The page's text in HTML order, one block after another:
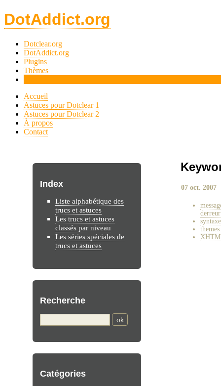
DotAddict.org
Dotclear.org
DotAddict.org
Plugins
Thèmes
Accueil
Astuces pour Dotclear 1
Astuces pour Dotclear 2
À propos
Contact
07 oct. 2007
derreur
syntaxe
themes
Index
Liste alphabétique des
trucs et astuces
Les trucs et astuces
classés par niveau
Les séries spéciales de
trucs et astuces
Recherche
Catégories